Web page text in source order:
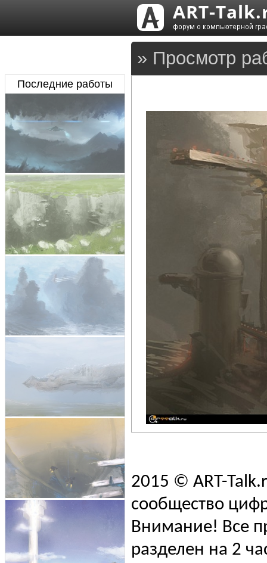
» Просмотр
Последние работы
2015 © ART-
сообщество
Внимание! Все
разделен на 2